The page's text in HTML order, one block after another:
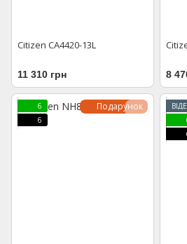
Citizen CA4420-13L
11 310 грн 8
Подарунок
6
6